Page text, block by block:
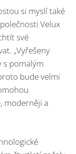
si myslí také
Velux
své
„Vyřešeny
s pomalým
bude velmi
moderněji a